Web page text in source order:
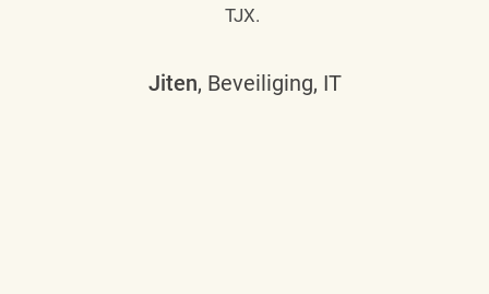
TJX.
Jiten, Beveiliging, IT